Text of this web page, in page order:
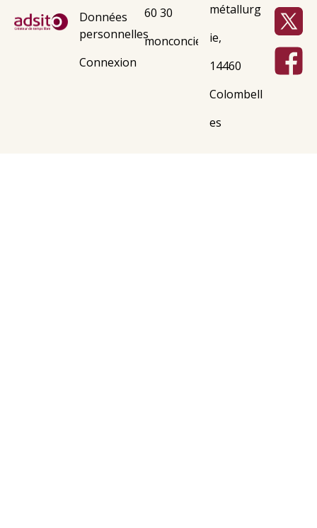
Données
personnelles
Connexion
60 30
monconcierge@adsito.fr
métallurg
ie,
14460
Colombell
es